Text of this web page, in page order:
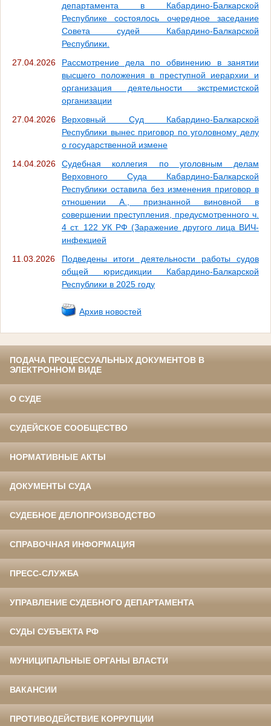
департамента в Кабардино-Балкарской
Республике состоялось очередное заседание
Совета судей Кабардино-Балкарской
Республики.
27.04.2026
Рассмотрение дела по обвинению в занятии
высшего положения в преступной иерархии и
организация деятельности экстремистской
организации
27.04.2026
Верховный Суд Кабардино-Балкарской
Республики вынес приговор по уголовному делу
о государственной измене
14.04.2026
Судебная коллегия по уголовным делам
Верховного Суда Кабардино-Балкарской
Республики оставила без изменения приговор в
отношении А., признанной виновной в
совершении преступления, предусмотренного ч.
4 ст. 122 УК РФ (Заражение другого лица ВИЧ-
инфекцией
11.03.2026
Подведены итоги деятельности работы судов
общей юрисдикции Кабардино-Балкарской
Республики в 2025 году
Архив новостей
ПОДАЧА ПРОЦЕССУАЛЬНЫХ ДОКУМЕНТОВ В
ЭЛЕКТРОННОМ ВИДЕ
О СУДЕ
СУДЕЙСКОЕ СООБЩЕСТВО
НОРМАТИВНЫЕ АКТЫ
ДОКУМЕНТЫ СУДА
СУДЕБНОЕ ДЕЛОПРОИЗВОДСТВО
СПРАВОЧНАЯ ИНФОРМАЦИЯ
ПРЕСС-СЛУЖБА
УПРАВЛЕНИЕ СУДЕБНОГО ДЕПАРТАМЕНТА
СУДЫ СУБЪЕКТА РФ
МУНИЦИПАЛЬНЫЕ ОРГАНЫ ВЛАСТИ
ВАКАНСИИ
ПРОТИВОДЕЙСТВИЕ КОРРУПЦИИ